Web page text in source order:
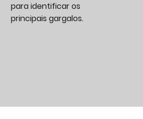
para identificar os
principais gargalos.